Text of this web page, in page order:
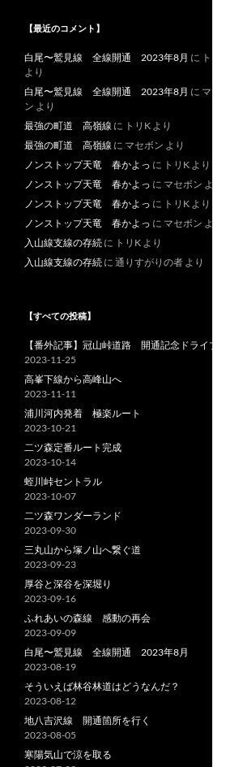
【最近のコメント】
白尾〜鷲見線 全線開通 2023年8月 に トリK
より
白尾〜鷲見線 全線開通 2023年8月 に マセボ
ン より
最強の町道 高嶺線 に トリK より
最強の町道 高嶺線 に マセボン より
ノンストップ天竜 春かよっ に トリK より
ノンストップ天竜 春かよっ に マセボン より
ノンストップ天竜 春かよっ に トリK より
ノンストップ天竜 春かよっ に マセボン より
入山線支線の存続 に トリK より
入山線支線の存続 に 通りすがりの者 より
【すべての投稿】
【番外記事】冠山峠道路 開通記念ドライブ
2023-11-25
高峯下線から高峰山へ
2023-11-11
浦川河内発着 極楽ルート
2023-10-21
二ツ森定番ルート完成
2023-10-14
蛭川峠セントラル
2023-10-07
二ツ森ワンダーランド
2023-09-30
三丸山から塚ノ山へ繋ぐ道
2023-09-23
厚谷と深谷を深堀り
2023-09-16
ふれあいの森線 感動の再会
2023-09-09
白尾〜鷲見線 全線開通 2023年8月
2023-08-19
そういえば林谷林道はどうなんだ？
2023-08-12
地八吉沢線 開通箇所を行く
2023-08-05
寒陽気山で涼を取る